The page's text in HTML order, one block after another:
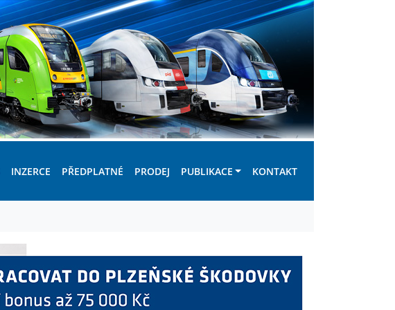
INZERCE PŘEDPLATNÉ PRODEJ PUBLIKACE KONTAKT